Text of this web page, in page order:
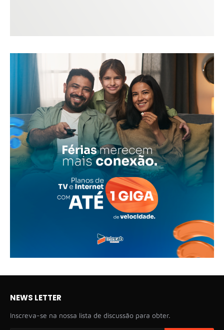
NEWS LETTER
Inscreva-se na nossa lista de discussão para obter.